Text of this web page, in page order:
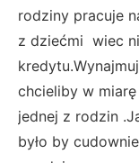
rodziny pracuje
z dziećmi wiec
chcieliby w
jednej z rodzin
było by